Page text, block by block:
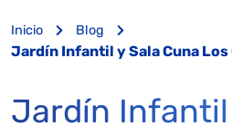
Inicio Blog
Jardín Infantil y Sala Cuna Los
Jardín Infantil